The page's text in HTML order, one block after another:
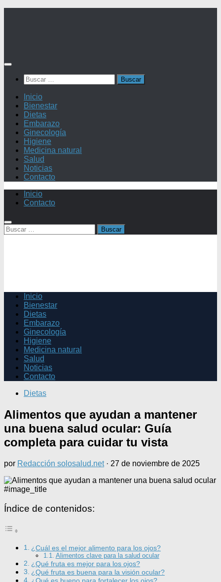
Buscar:
Inicio
Bienestar
Dietas
Embarazo
Ginecología
Higiene
Medicina natural
Salud
Noticias
Contacto
Inicio
Contacto
Buscar:
Inicio
Bienestar
Dietas
Embarazo
Ginecología
Higiene
Medicina natural
Salud
Noticias
Contacto
Dietas
Alimentos que ayudan a mantener
una buena salud ocular: Guía
completa para cuidar tu vista
por Redacción solosalud.net · 27 de noviembre de 2025
#image_title
Índice de contenidos:
¿Cuál es el mejor alimento para los ojos?
Alimentos clave para la salud ocular
¿Qué fruta es mejor para los ojos?
¿Qué fruta es buena para la visión ocular?